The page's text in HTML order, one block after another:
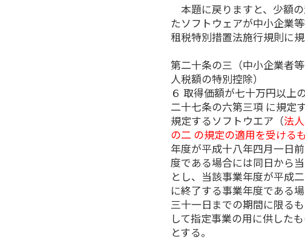
本題に戻りますと、少額
たソフトウェアが中小企業
租税特別措置法施行規則に規
第二十条の三（中小企業者
人税額の特別控除）
６ 取得価額が七十万円以上
二十七条の六第三項 に規定
規定するソフトウエア（法
の二 の規定の適用を受ける
年度が平成十八年四月一日
度である場合には同日から
とし、当該事業年度が平成
に終了する事業年度である
三十一日までの期間に限る
して指定事業の用に供した
とする。